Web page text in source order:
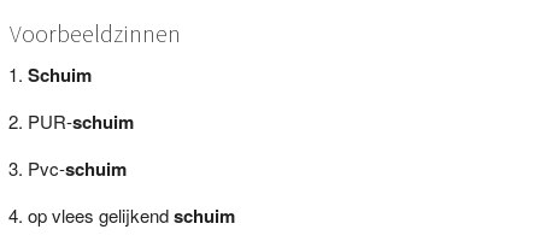
Voorbeeldzinnen
Schuim
PUR-schuim
Pvc-schuim
op vlees gelijkendschuim